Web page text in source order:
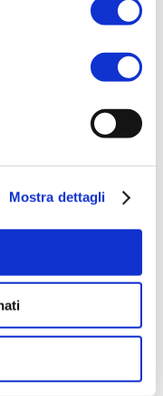
Mostra dettagli
POSILLIPO